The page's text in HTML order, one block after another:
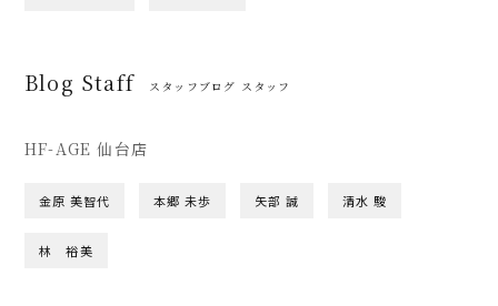
Blog Staff スタッフブログ スタッフ
HF-AGE 仙台店
金原 美智代 本郷 未歩 矢部 誠 清水 駿
林 裕美